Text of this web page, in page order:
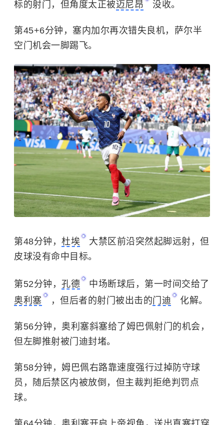
第40分钟，马内完成了两支球队全场第一脚中目
标的射门，但角度太正被迈尼昂 没收。
第45+6分钟，塞内加尔再次错失良机，萨尔半
空门机会一脚踢飞。
第48分钟， 杜埃
大禁区前沿突然起脚远射，但
皮球没有命中目标。
第52分钟， 孔德
中场断球后，第一时间交给了
奥利塞
，但后者的射门被出击的门迪 化解。
第56分钟，奥利塞斜塞给了姆巴佩射门的机会，
但左脚推射被门迪封堵。
第58分钟，姆巴佩右路靠速度强行过掉防守球
员，随后禁区内被放倒，但主裁判拒绝判罚点
球。